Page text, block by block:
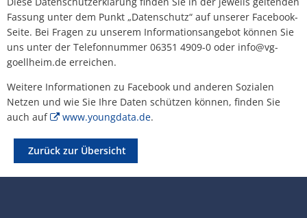
Fassung unter dem Punkt „Datenschutz“ auf unserer Facebook-
Seite. Bei Fragen zu unserem Informationsangebot können Sie
uns unter der Telefonnummer 06351 4909-0 oder info@vg-
goellheim.de erreichen.
Weitere Informationen zu Facebook und anderen Sozialen
Netzen und wie Sie Ihre Daten schützen können, finden Sie
auch auf
www.youngdata.de.
Zurück zur Übersicht